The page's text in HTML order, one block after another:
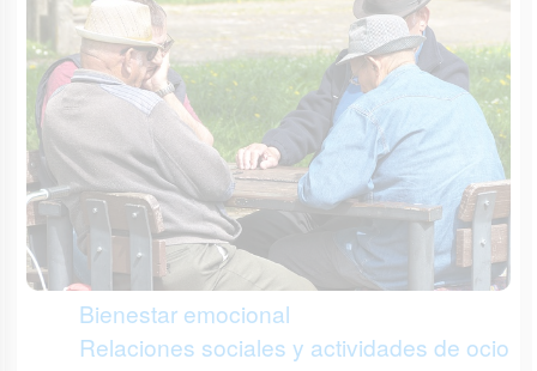
Bienestar emocional
Relaciones sociales y actividades de ocio